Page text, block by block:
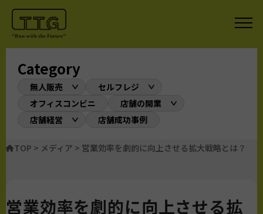
Category
無人販売
セルフレジ
オフィスコンビニ
店舗の開業
店舗経営
店舗成功事例
TOP > メディア > 営業効率を劇的に向上させる拡大戦略とは？
営業効率を劇的に向上させる拡